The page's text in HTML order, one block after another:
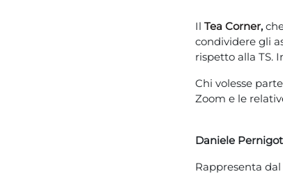
Il Tea Corner,
condividere gli
rispetto alla TS.
Chi volesse
Zoom e le
Daniele
Rappresenta